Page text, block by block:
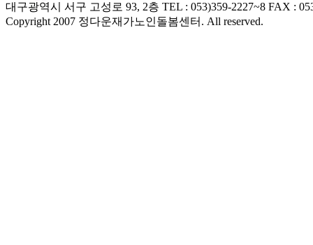
대구광역시 서구 고성로 93, 2층 TEL : 053)359-2227~8 FAX :
Copyright 2007 정다운재가노인돌봄센터. All reserved.